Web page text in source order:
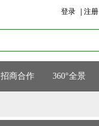
登录 注册
招商合作 360°全景